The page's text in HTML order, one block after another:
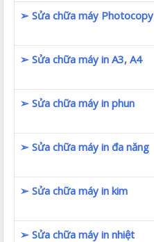
➢ Sửa chữa máy Photocopy
➢ Sửa chữa máy in A3, A4
➢ Sửa chữa máy in phun
➢ Sửa chữa máy in đa năng
➢ Sửa chữa máy in kim
➢ Sửa chữa máy in nhiệt